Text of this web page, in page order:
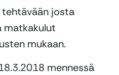
josta
matkakulut
mukaan.
mennessä